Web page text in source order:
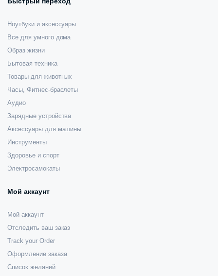
Ноутбуки и аксессуары
Все для умного дома
Образ жизни
Бытовая техника
Товары для животных
Часы, Фитнес-браслеты
Аудио
Зарядные устройства
Аксессуары для машины
Инструменты
Здоровье и спорт
Электросамокаты
Мой аккаунт
Мой аккаунт
Отследить ваш заказ
Track your Order
Оформление заказа
Список желаний